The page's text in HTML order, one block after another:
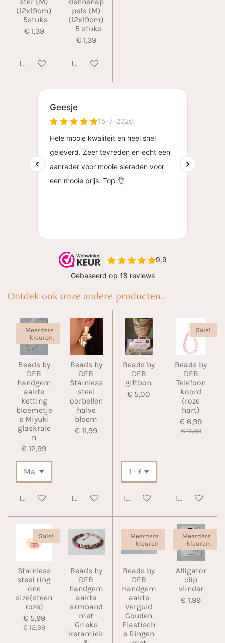
(12x19cm)
-5stuks
€ 1,39
In winkelwagen
pels (M)
(12x19cm)
- 5 stuks
€ 1,39
In winkelwagen
Ontdek ook onze andere producten..
Meerdere
kleuren.
Beads by
DEB
handgem
aakte
ketting
bloemetje
s Miyuki
glaskrale
n
€ 12,99
In winkelwagen
Beads by
DEB
Stainless
steel
oorbellen
halve
bloem
€ 11,99
In winkelwagen
Beads by
DEB
giftbon.
€ 5,00
In winkelwagen
Sale!
Beads by
DEB
Telefoon
koord
(roze
hart)
€ 6,99
€ 11,99
In
Sale!
Stainless
steel ring
one
size(steen
roze)
€ 5,99
€ 12,99
Beads by
DEB
handgem
aakte
armband
met
Grieks
keramiek
Meerdere
kleuren
Beads by
DEB
Handgem
aakte
Verguld
Gouden
Elastisch
e Ringen
Meerdere
kleuren.
Alligator
clip
vlinder
€ 1,99